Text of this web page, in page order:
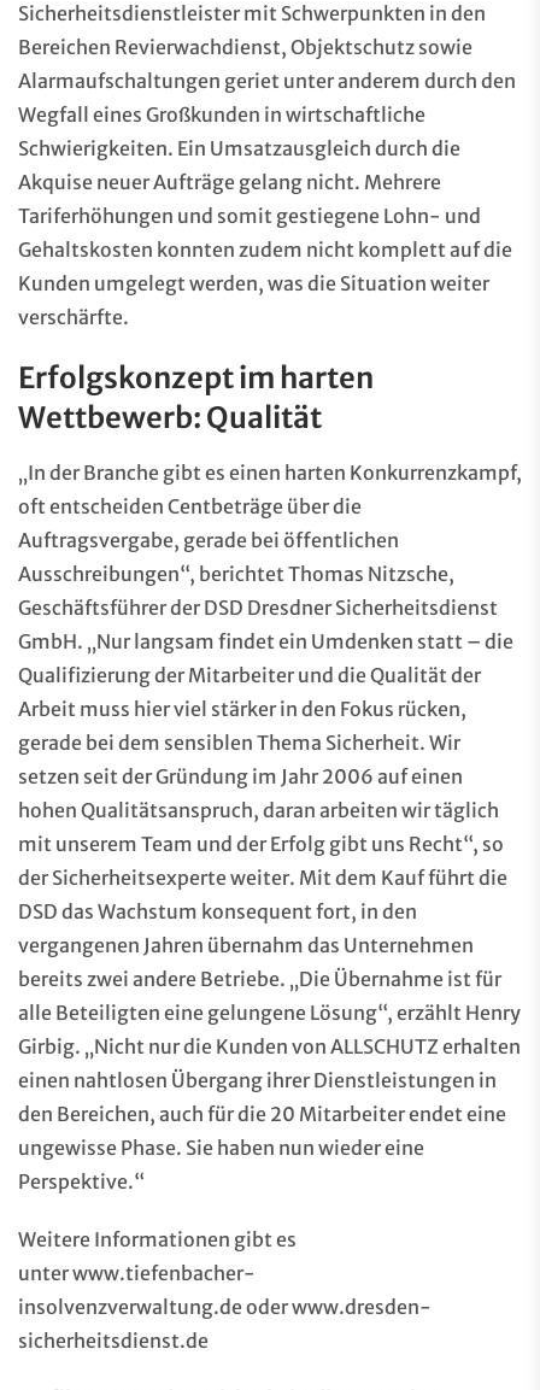
Sicherheitsdienstleister mit Schwerpunkten in den
Bereichen Revierwachdienst, Objektschutz sowie
Alarmaufschaltungen geriet unter anderem durch den
Wegfall eines Großkunden in wirtschaftliche
Schwierigkeiten. Ein Umsatzausgleich durch die
Akquise neuer Aufträge gelang nicht. Mehrere
Tariferhöhungen und somit gestiegene Lohn- und
Gehaltskosten konnten zudem nicht komplett auf die
Kunden umgelegt werden, was die Situation weiter
verschärfte.
Erfolgskonzept im harten
Wettbewerb: Qualität
„In der Branche gibt es einen harten Konkurrenzkampf,
oft entscheiden Centbeträge über die
Auftragsvergabe, gerade bei öffentlichen
Ausschreibungen“, berichtet Thomas Nitzsche,
Geschäftsführer der DSD Dresdner Sicherheitsdienst
GmbH. „Nur langsam findet ein Umdenken statt – die
Qualifizierung der Mitarbeiter und die Qualität der
Arbeit muss hier viel stärker in den Fokus rücken,
gerade bei dem sensiblen Thema Sicherheit. Wir
setzen seit der Gründung im Jahr 2006 auf einen
hohen Qualitätsanspruch, daran arbeiten wir täglich
mit unserem Team und der Erfolg gibt uns Recht“, so
der Sicherheitsexperte weiter. Mit dem Kauf führt die
DSD das Wachstum konsequent fort, in den
vergangenen Jahren übernahm das Unternehmen
bereits zwei andere Betriebe. „Die Übernahme ist für
alle Beteiligten eine gelungene Lösung“, erzählt Henry
Girbig. „Nicht nur die Kunden von ALLSCHUTZ erhalten
einen nahtlosen Übergang ihrer Dienstleistungen in
den Bereichen, auch für die 20 Mitarbeiter endet eine
ungewisse Phase. Sie haben nun wieder eine
Perspektive.“
Weitere Informationen gibt es
unterwww.tiefenbacher-
insolvenzverwaltung.de oderwww.dresden-
sicherheitsdienst.de